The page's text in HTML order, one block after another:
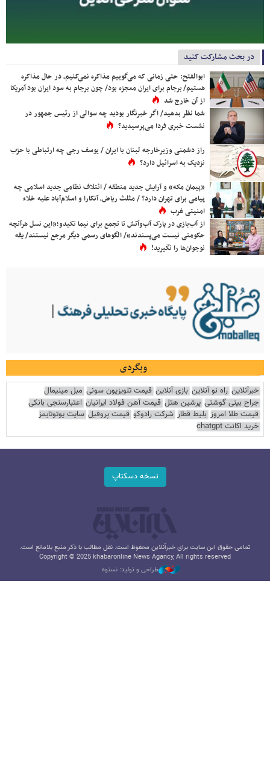
در بحث مشارکت کنید
ابوالفتح: حتی زمانی که می‌گوییم مذاکره نمی‌کنیم، در حال مذاکره
هستیم/ برجام برای ایران معجزه بود/ چون برجام به سود ایران بود آمریکا
از آن خارج شد
شما نظر بدهید/ اگر خبرنگار بودید چه سوالی از رئیس جمهور در
نشست خبری فردا می‌پرسیدید؟
راز دشمنی وزیرخارجه لبنان با ایران / یوسف رجی چه ارتباطی با حزب
نزدیک به اسرائیل دارد؟
«پیمان مکه» و آرایش جدید منطقه / ائتلاف نظامی جدید اسلامی چه
پیامی برای تهران دارد؟ / مثلث ریاض، آنکارا و اسلام‌آباد علیه خلاء
امنیتی غرب
از آب‌بازی در پارک آب‌وآتش تا تجمع برای نیما تکیدو؛«این نسل هرآنچه
حکومتی نیست می‌پسندند»/ الگوهای رسمی دیگر مرجع نیستند/ یقه
نوجوان‌ها را نگیرید!
وبگردی
خبرآنلاین راه نو آنلاین بازی آنلاین قیمت تلویزیون سونی مبل مینیمال
جراح بینی گوشتی پرشین هتل قیمت آهن فولاد ایرانیان اعتبارسنجی بانکی
قیمت طلا امروز بلیط قطار شرکت رادوکو قیمت پروفیل سایت یوتوتایمز
خرید اکانت chatgpt
نسخه دسکتاپ
تمامی حقوق این سایت برای خبرآنلاین محفوظ است. نقل مطالب با ذکر منبع بلامانع است.
Copyright © 2025 khabaronline News Agancy, All rights reserved
طراحی و تولید: نستوه